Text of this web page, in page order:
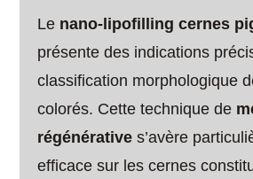
Le nano-lipofilling cernes
présente des indications
classification morphologique
colorés. Cette technique de
régénérative s’avère
efficace sur les cernes